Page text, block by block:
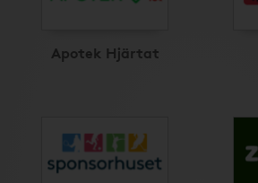
Apotek Hjärtat